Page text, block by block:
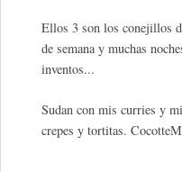
Ellos 3 son los conejillos
de semana y muchas
inventos...
Sudan con mis curries y
crepes y tortitas.